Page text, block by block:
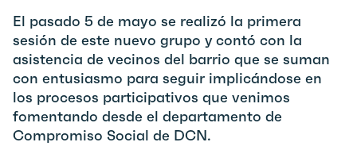
El pasado 5 de mayo se realizó la primera
sesión de este nuevo grupo y contó con la
asistencia de vecinos del barrio que se suman
con entusiasmo para seguir implicándose en
los procesos participativos que venimos
fomentando desde el departamento de
Compromiso Social de DCN.